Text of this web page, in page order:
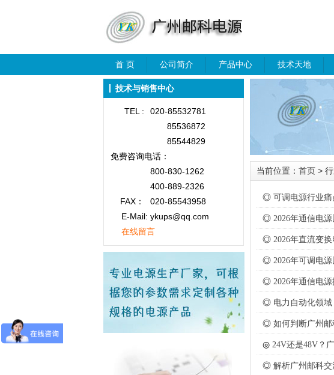
首 页 公司简介 产品中心 技术天地
技术与销售中心
TEL :
020-85532781
85536872
85544829
免费咨询电话：
800-830-1262
400-889-2326
FAX：
020-85543958
E-Mail: ykups@qq.com
在线留言
当前位置： 首页 >
◎ 可调电源行业痛
◎ 2026年通信电
◎ 2026年直流变
◎ 2026年可调电
◎ 2026年通信电
◎ 电力自动化领
◎ 如何判断广州
◎ 24V还是48V？
◎ 解析广州邮科